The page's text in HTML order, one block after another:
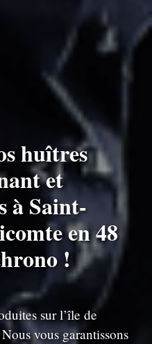
huîtres
et
à Saint-
en 48
!
sur l’île de
vous garantissons